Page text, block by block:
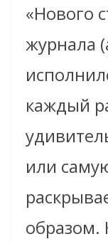
«Нового
журнала
каждый
или
образом.